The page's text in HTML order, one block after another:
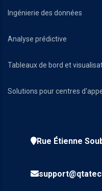
Ingénierie des données
Analyse prédictive
Tableaux de bord et
Solutions pour centres
Rue Étienne